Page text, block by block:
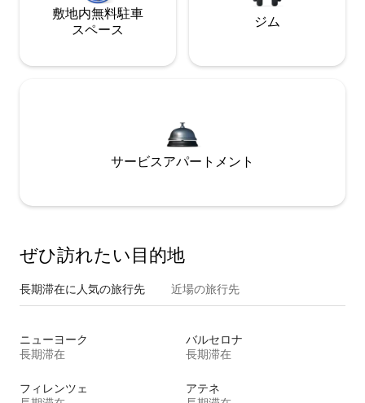
敷地内無料駐⁠車
ス⁠ペ⁠ー⁠ス
ジム
サービスアパートメント
ぜひ訪⁠れ⁠た⁠い目⁠的⁠地
長期滞在に人気の旅行先 近場の旅行先
ニューヨーク
長期滞在
バルセロナ
長期滞在
フィレンツェ
アテネ